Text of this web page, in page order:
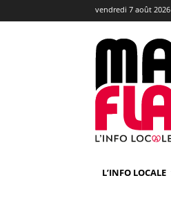
vendredi 7 août 2026
L’INFO LOCALE